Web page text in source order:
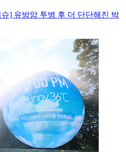
] 유방암 투병 후 더 단단해진 박